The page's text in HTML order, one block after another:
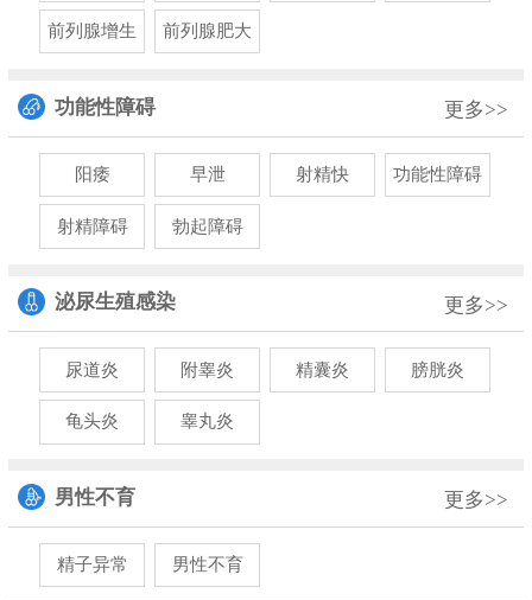
前列腺增生 前列腺肥大
功能性障碍 更多>>
阳痿 早泄 射精快 功能性障碍
射精障碍 勃起障碍
泌尿生殖感染 更多>>
尿道炎 附睾炎 精囊炎 膀胱炎
龟头炎 睾丸炎
男性不育 更多>>
精子异常 男性不育